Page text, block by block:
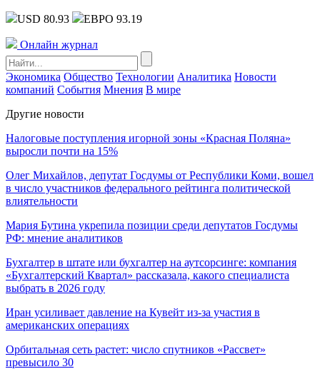
USD 80.93 ЕВРО 93.19
Онлайн журнал
Экономика Общество Технологии Аналитика Новости
компаний События Мнения В мире
Другие новости
Налоговые поступления игорной зоны «Красная Поляна»
выросли почти на 15%
Олег Михайлов, депутат Госдумы от Республики Коми, вошел
в число участников федерального рейтинга политической
влиятельности
Мария Бутина укрепила позиции среди депутатов Госдумы
РФ: мнение аналитиков
Бухгалтер в штате или бухгалтер на аутсорсинге: компания
«Бухгалтерский Квартал» рассказала, какого специалиста
выбрать в 2026 году
Иран усиливает давление на Кувейт из-за участия в
американских операциях
Орбитальная сеть растет: число спутников «Рассвет»
превысило 30